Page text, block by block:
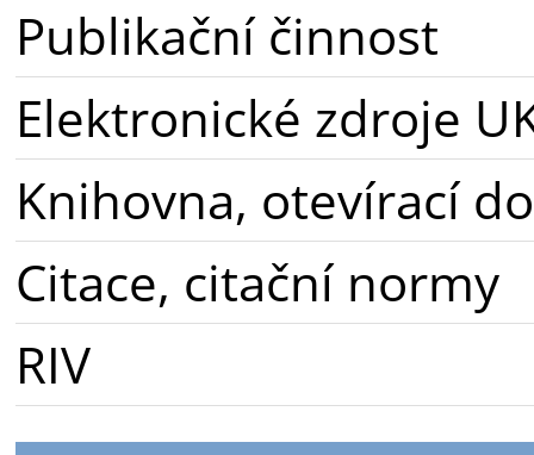
Publikační činnost
Elektronické zdroje
Knihovna, otevírací
Citace, citační normy
RIV